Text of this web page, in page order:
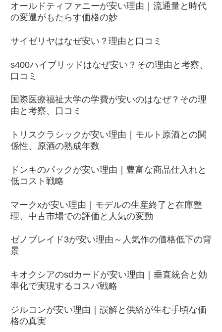
オールドティファニーが安い理由｜流通量と時代
の変遷がもたらす価格の妙
サイゼリヤはなぜ安い？理由と口コミ
s400ハイブリッドはなぜ安い？その理由と考察、
口コミ
国際医療福祉大学の学費が安いのはなぜ？その理
由と考察、口コミ
トリスクラシックが安い理由｜モルト原酒との関
係性、原酒の熟成年数
ドンキのパックが安い理由｜豊富な商品仕入れと
低コスト戦略
マークxが安い理由｜モデルの生産終了と在庫整
理、中古市場での評価と人気の変動
ゼノブレイド3が安い理由～人気作の価格低下の背
景
キオクシアのsdカードが安い理由｜垂直統合と効
率化で実現するコスパ戦略
ジルコンが安い理由｜誤解と供給が生む手頃な価
格の真実